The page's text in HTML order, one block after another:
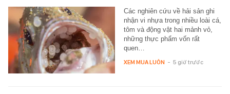
Các nghiên cứu về hải sản ghi
nhận vi nhựa trong nhiều loài cá,
tôm và động vật hai mảnh vỏ,
những thực phẩm vốn rất
quen…
XEM MUA LUÔN - 5 giờ trước